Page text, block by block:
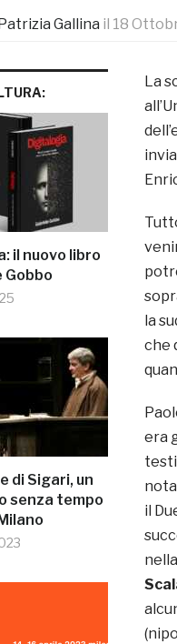
Gallina il 18
il nuovo libro
Gobbo
di Sigari, un
senza tempo
La
la
che
era
il